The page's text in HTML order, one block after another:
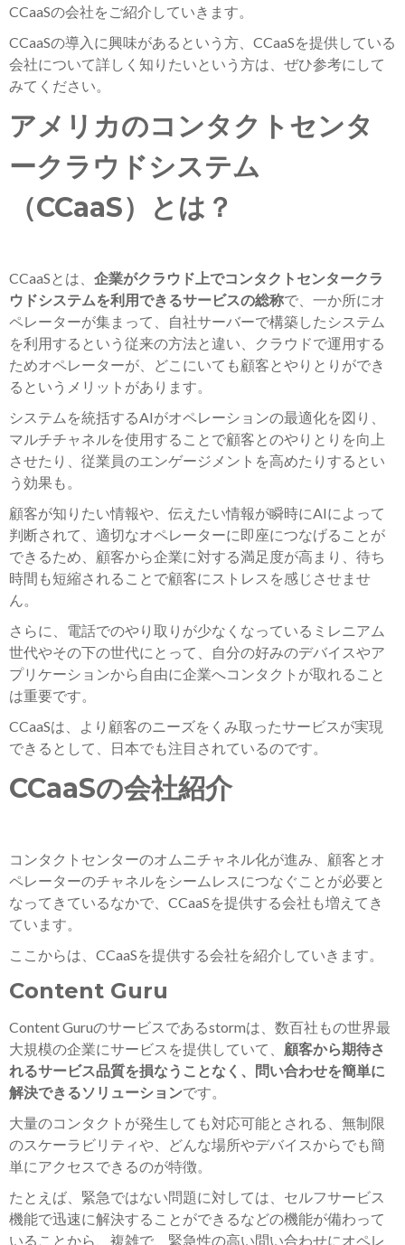
CCaaSの会社をご紹介していきます。
CCaaSの導入に興味があるという方、CCaaSを提供している
会社について詳しく知りたいという方は、ぜひ参考にして
みてください。
アメリカのコンタクトセンタ
ークラウドシステム
（CCaaS）とは？
CCaaSとは、 企業がクラウド上でコンタクトセンタークラ
ウドシステムを利用できるサービスの総称で、一か所にオ
ペレーターが集まって、自社サーバーで構築したシステム
を利用するという従来の方法と違い、クラウドで運用する
ためオペレーターが、どこにいても顧客とやりとりができ
るというメリットがあります。
システムを統括するAIがオペレーションの最適化を図り、
マルチチャネルを使用することで顧客とのやりとりを向上
させたり、従業員のエンゲージメントを高めたりするとい
う効果も。
顧客が知りたい情報や、伝えたい情報が瞬時にAIによって
判断されて、適切なオペレーターに即座につなげることが
できるため、顧客から企業に対する満足度が高まり、待ち
時間も短縮されることで顧客にストレスを感じさせませ
ん。
さらに、電話でのやり取りが少なくなっているミレニアム
世代やその下の世代にとって、自分の好みのデバイスやア
プリケーションから自由に企業へコンタクトが取れること
は重要です。
CCaaSは、より顧客のニーズをくみ取ったサービスが実現
できるとして、日本でも注目されているのです。
CCaaSの会社紹介
コンタクトセンターのオムニチャネル化が進み、顧客とオ
ペレーターのチャネルをシームレスにつなぐことが必要と
なってきているなかで、CCaaSを提供する会社も増えてき
ています。
ここからは、CCaaSを提供する会社を紹介していきます。
Content Guru
Content Guruのサービスであるstormは、数百社もの世界最
大規模の企業にサービスを提供していて、 顧客から期待さ
れるサービス品質を損なうことなく、問い合わせを簡単に
解決できるソリューションです。
大量のコンタクトが発生しても対応可能とされる、無制限
のスケーラビリティや、どんな場所やデバイスからでも簡
単にアクセスできるのが特徴。
たとえば、緊急ではない問題に対しては、セルフサービス
機能で迅速に解決することができるなどの機能が備わって
いることから、複雑で、緊急性の高い問い合わせにオペレ